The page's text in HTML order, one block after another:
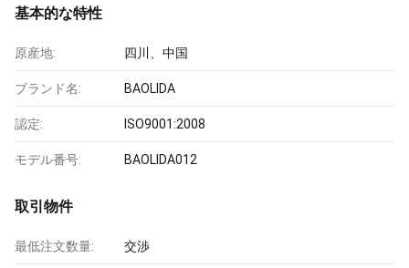
基本的な特性
原産地: 四川、中国
ブランド名: BAOLIDA
認定: ISO9001:2008
モデル番号: BAOLIDA012
取引物件
最低注文数量: 交渉